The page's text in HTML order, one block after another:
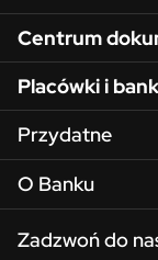
Centrum
Placówki i
Przydatne
O Banku
Zadzwoń do